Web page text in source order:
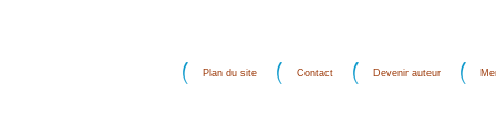
Plan du site Contact Devenir auteur